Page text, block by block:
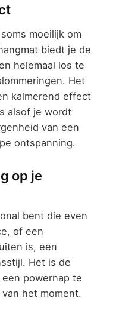
moeilijk om
biedt je de
helemaal los te
Het
kalmerend effect
alsof je wordt
van een
ontspanning.
op je
bent die even
of een
is, een
Het is de
powernap te
het moment.